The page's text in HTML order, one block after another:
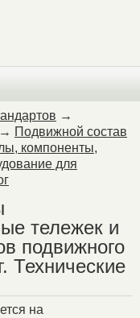
→
→ Подвижной состав
компоненты,
для
тележек и
подвижного
Технические
на